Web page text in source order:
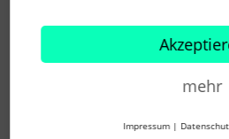
starten.
studie
HR Insights Report 2024
mehr
Impressum |